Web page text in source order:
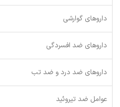
داروهای گوارشی
داروهای ضد افسردگی
داروهای ضد درد و ضد تب
عوامل ضد تیروئید